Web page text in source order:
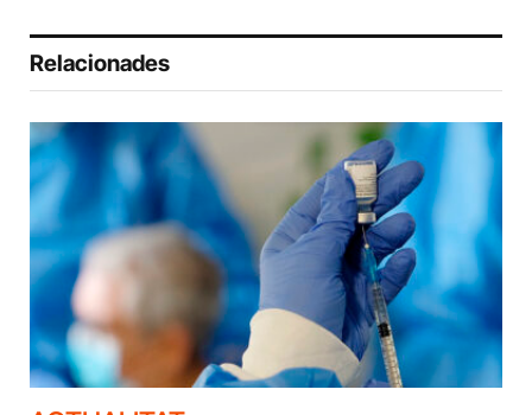
Relacionades